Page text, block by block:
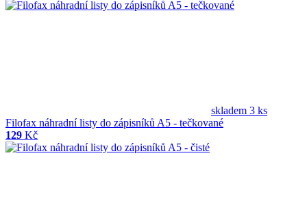
skladem 3 ks
Filofax náhradní listy do zápisníků A5 - tečkované
129 Kč